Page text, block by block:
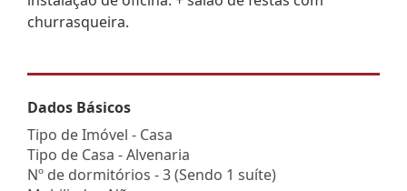
churrasqueira.
Dados Básicos
Tipo de Imóvel - Casa
Tipo de Casa - Alvenaria
Nº de dormitórios - 3 (Sendo 1 suíte)